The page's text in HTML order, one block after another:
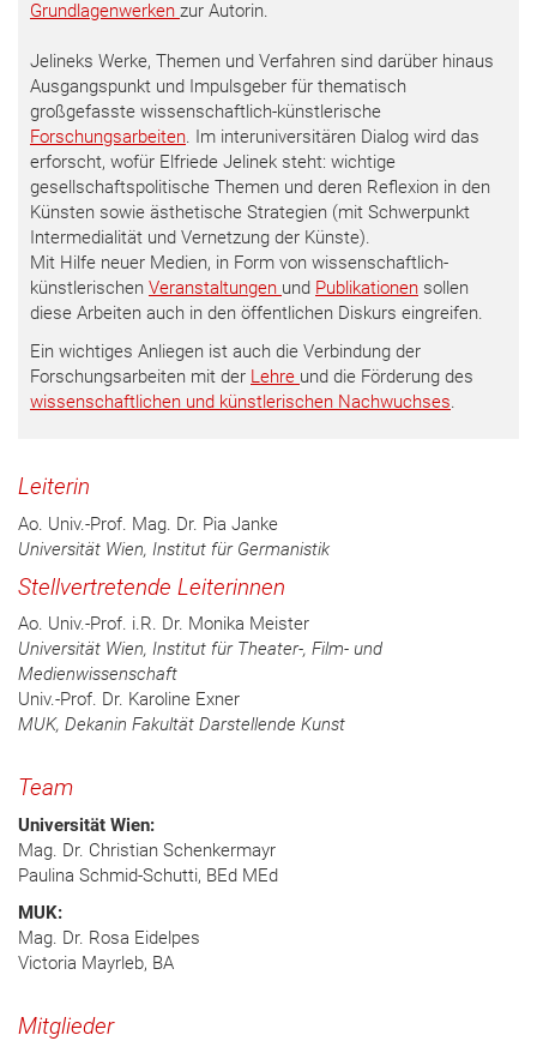
Grundlagenwerken zur Autorin.
Jelineks Werke, Themen und Verfahren sind darüber hinaus
Ausgangspunkt und Impulsgeber für thematisch
großgefasste wissenschaftlich-künstlerische
Forschungsarbeiten. Im interuniversitären Dialog wird das
erforscht, wofür Elfriede Jelinek steht: wichtige
gesellschaftspolitische Themen und deren Reflexion in den
Künsten sowie ästhetische Strategien (mit Schwerpunkt
Intermedialität und Vernetzung der Künste).
Mit Hilfe neuer Medien, in Form von wissenschaftlich-
künstlerischen Veranstaltungen und Publikationen sollen
diese Arbeiten auch in den öffentlichen Diskurs eingreifen.
Ein wichtiges Anliegen ist auch die Verbindung der
Forschungsarbeiten mit der Lehre und die Förderung des
wissenschaftlichen und künstlerischen Nachwuchses.
Leiterin
Ao. Univ.-Prof. Mag. Dr. Pia Janke
Universität Wien, Institut für Germanistik
Stellvertretende Leiterinnen
Ao. Univ.-Prof. i.R. Dr. Monika Meister
Universität Wien, Institut für Theater-, Film- und
Medienwissenschaft
Univ.-Prof. Dr. Karoline Exner
MUK, Dekanin Fakultät Darstellende Kunst
Team
Universität Wien:
Mag. Dr. Christian Schenkermayr
Paulina Schmid-Schutti, BEd MEd
MUK:
Mag. Dr. Rosa Eidelpes
Victoria Mayrleb, BA
Mitglieder